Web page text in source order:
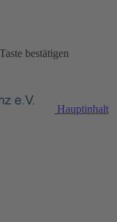
bestätigen
Hauptinhalt